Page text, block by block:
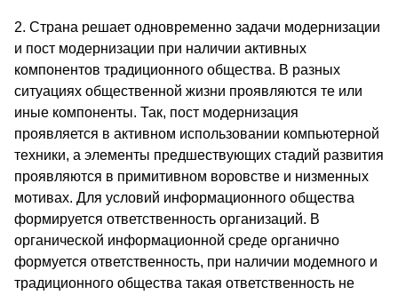
2. Страна решает одновременно задачи модернизации
и пост модернизации при наличии активных
компонентов традиционного общества. В разных
ситуациях общественной жизни проявляются те или
иные компоненты. Так, пост модернизация
проявляется в активном использовании компьютерной
техники, а элементы предшествующих стадий развития
проявляются в примитивном воровстве и низменных
мотивах. Для условий информационного общества
формируется ответственность организаций. В
органической информационной среде органично
формуется ответственность, при наличии модемного и
традиционного общества такая ответственность не